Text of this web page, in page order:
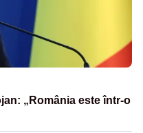
„România este într-o